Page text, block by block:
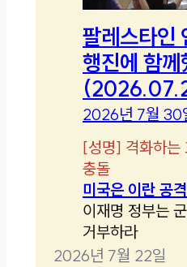
팔레스타인
행진에 함
2026년 7월 30
[성명] 격화하는
충돌
미국은 이란 공
이재명 정부는
거부하라
2026년 7월 22일